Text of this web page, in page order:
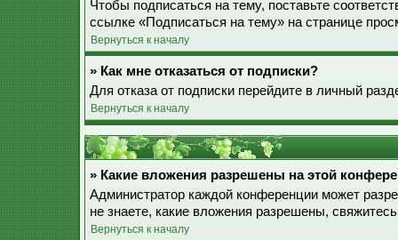
Чтобы подписаться на тему, поставьте
ссылке «Подписаться на тему» на странице
Вернуться к началу
» Как мне отказаться от подписки?
Для отказа от подписки перейдите в личный
Вернуться к началу
» Какие вложения разрешены на этой
Администратор каждой конференции может
не знаете, какие вложения разрешены,
Вернуться к началу